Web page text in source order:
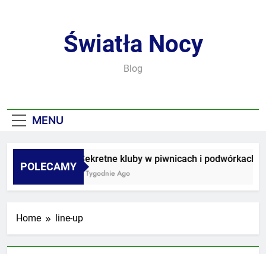
Światła Nocy
Blog
MENU
POLECAMY
Sekretne kluby w piwnicach i podwórkach
3 Tygodnie Ago
Home line-up